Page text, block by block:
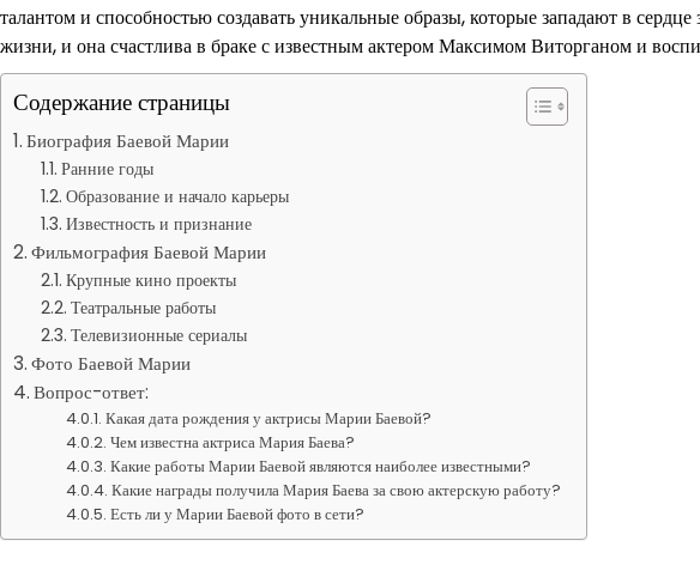
талантом и способностью создавать уникальные образы, которые западают в
жизни, и она счастлива в браке с известным актером Максимом Виторганом и
Содержание страницы
Биография Баевой Марии
Ранние годы
Образование и начало карьеры
Известность и признание
Фильмография Баевой Марии
Крупные кино проекты
Театральные работы
Телевизионные сериалы
Фото Баевой Марии
Вопрос-ответ:
Какая дата рождения у актрисы Марии Баевой?
Чем известна актриса Мария Баева?
Какие работы Марии Баевой являются наиболее известными?
Какие награды получила Мария Баева за свою актерскую работу?
Есть ли у Марии Баевой фото в сети?